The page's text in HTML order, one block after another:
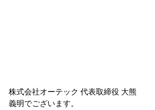
株式会社オーテック 代表取締役 大熊
義明でございます。